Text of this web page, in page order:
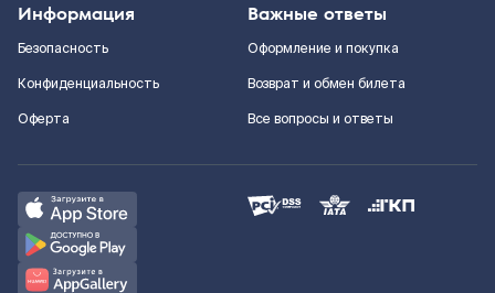
Информация
Безопасность
Конфиденциальность
Оферта
Важные ответы
Оформление и покупка
Возврат и обмен билета
Все вопросы и ответы